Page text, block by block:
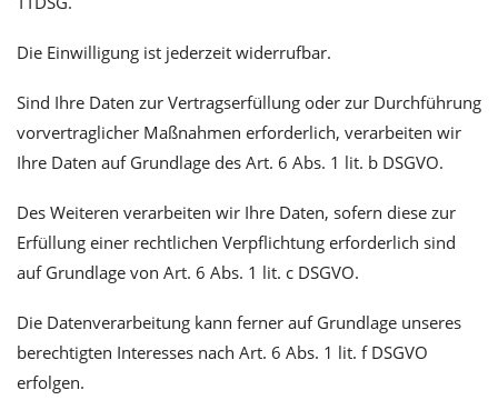
Die Einwilligung ist jederzeit widerrufbar.
Sind Ihre Daten zur Vertragserfüllung oder zur Durchführung
vorvertraglicher Maßnahmen erforderlich, verarbeiten wir
Ihre Daten auf Grundlage des Art. 6 Abs. 1 lit. b DSGVO.
Des Weiteren verarbeiten wir Ihre Daten, sofern diese zur
Erfüllung einer rechtlichen Verpflichtung erforderlich sind
auf Grundlage von Art. 6 Abs. 1 lit. c DSGVO.
Die Datenverarbeitung kann ferner auf Grundlage unseres
berechtigten Interesses nach Art. 6 Abs. 1 lit. f DSGVO
erfolgen.